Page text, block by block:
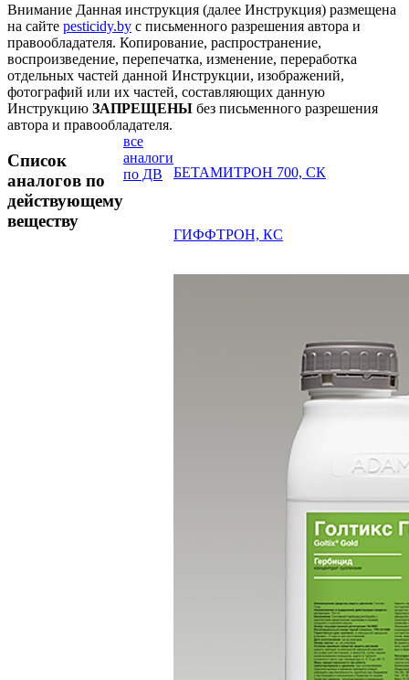
Внимание Данная инструкция (далее Инструкция) размещена
на сайте pesticidy.by с письменного разрешения автора и
правообладателя. Копирование, распространение,
воспроизведение, перепечатка, изменение, переработка
отдельных частей данной Инструкции, изображений,
фотографий или их частей, составляющих данную
Инструкцию ЗАПРЕЩЕНЫ без письменного разрешения
автора и правообладателя.
Список
аналогов по
действующему
веществу
все
аналоги
по ДВ
БЕТАМИТРОН 700, СК
ГИФФТРОН, КС